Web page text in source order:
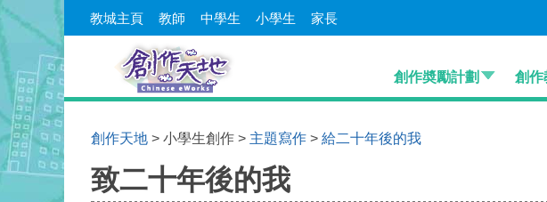
教城主頁 教師 中學生 小學生 家長
創作奬勵計劃 創作
創作天地 > 小學生創作 > 主題寫作 > 給二十年後的我
致二十年後的我